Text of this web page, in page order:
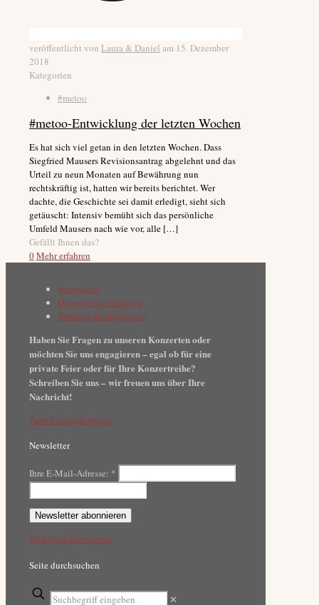
veröffentlicht von Laura & Daniel am 15. Dezember
2018
Kategorien
#metoo
#metoo-Entwicklung der letzten Wochen
Es hat sich viel getan in den letzten Wochen. Dass
Siegfried Mausers Revisionsantrag abgelehnt und das
Urteil zu neun Monaten auf Bewährung nun
rechtskräftig ist, hatten wir bereits berichtet. Wer
dachte, die Geschichte sei damit erledigt, sieht sich
getäuscht: Intensiv bemüht sich das persönliche
Umfeld Mausers nach wie vor, alle […]
Gefällt Ihnen das?
0Mehr erfahren
Impressum
Datenschutzerklärung
Nutzungsbedingungen
Haben Sie Fragen zu unseren Konzerten oder
möchten Sie uns engagieren – egal ob für eine
private Feier oder für Ihre Konzertreihe?
Schreiben Sie uns – wir freuen uns über Ihre
Nachricht!
Zum Kontaktformular
Newsletter
Ihre E-Mail-Adresse: *
RSS-Feed abonnieren
Seite durchsuchen
✕